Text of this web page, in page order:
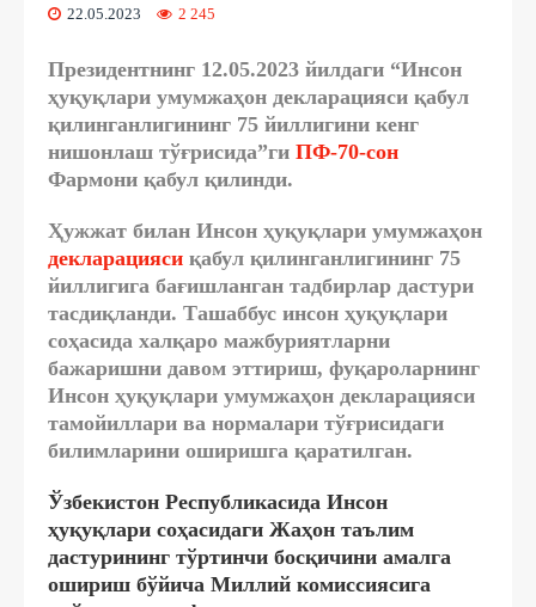
22.05.2023 2 245
Президентнинг 12.05.2023 йилдаги “Инсон
ҳуқуқлари умумжаҳон декларацияси қабул
қилинганлигининг 75 йиллигини кенг
нишонлаш тўғрисида”ги ПФ-70-сон
Фармони қабул қилинди.
Ҳужжат билан Инсон ҳуқуқлари умумжаҳон
декларацияси қабул қилинганлигининг 75
йиллигига бағишланган тадбирлар дастури
тасдиқланди. Ташаббус инсон ҳуқуқлари
соҳасида халқаро мажбуриятларни
бажаришни давом эттириш, фуқароларнинг
Инсон ҳуқуқлари умумжаҳон декларацияси
тамойиллари ва нормалари тўғрисидаги
билимларини оширишга қаратилган.
Ўзбекистон Республикасида Инсон
ҳуқуқлари соҳасидаги Жаҳон таълим
дастурининг тўртинчи босқичини амалга
ошириш бўйича Миллий комиссиясига